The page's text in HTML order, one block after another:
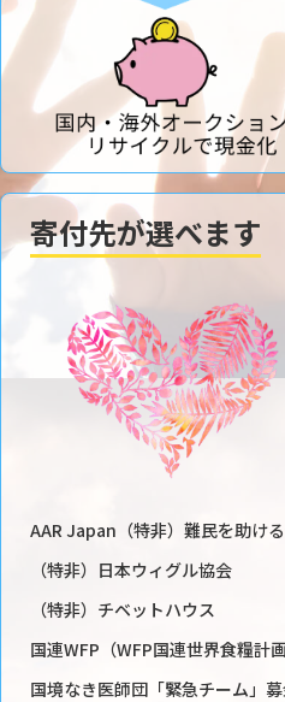
寄付先が選べます
AAR Japan（特非）難民を助け
（特非）日本ウィグル協会
（特非）チベットハウス
国連WFP（WFP国連世界食糧計画
国境なき医師団「緊急チーム」